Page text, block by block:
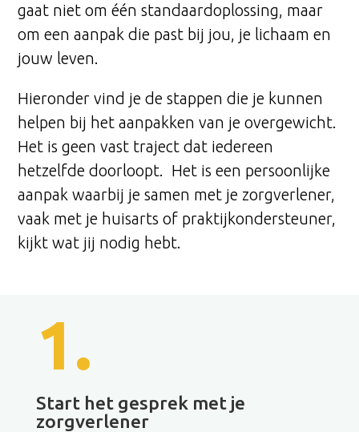
gaat niet om één standaardoplossing, maar
om een aanpak die past bij jou, je lichaam en
jouw leven.
Hieronder vind je de stappen die je kunnen
helpen bij het aanpakken van je overgewicht.
Het is geen vast traject dat iedereen
hetzelfde doorloopt. Het is een persoonlijke
aanpak waarbij je samen met je zorgverlener,
vaak met je huisarts of praktijkondersteuner,
kijkt wat jij nodig hebt.
1.
Start het gesprek met je
zorgverlener